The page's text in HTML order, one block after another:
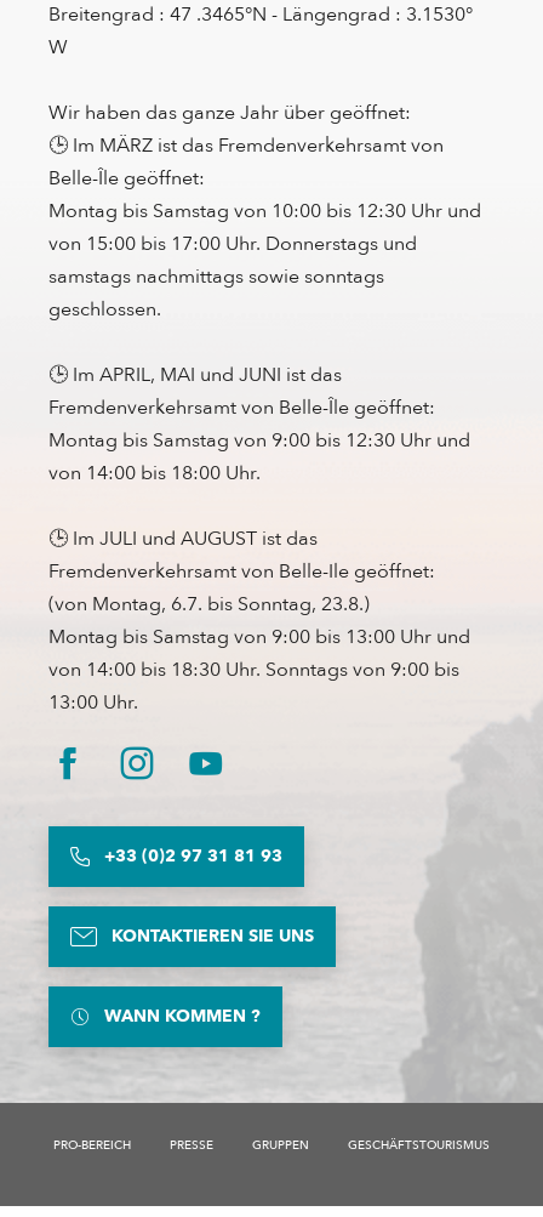
Beschreibung
Breitengrad : 47 .3465°N - Längengrad : 3.1530°
W
Wir haben das ganze Jahr über geöffnet:
🕒 Im MÄRZ ist das Fremdenverkehrsamt von
Belle-Île geöffnet:
Montag bis Samstag von 10:00 bis 12:30 Uhr und
von 15:00 bis 17:00 Uhr. Donnerstags und
samstags nachmittags sowie sonntags
geschlossen.
🕒 Im APRIL, MAI und JUNI ist das
Fremdenverkehrsamt von Belle-Île geöffnet:
Montag bis Samstag von 9:00 bis 12:30 Uhr und
von 14:00 bis 18:00 Uhr.
🕒 Im JULI und AUGUST ist das
Fremdenverkehrsamt von Belle-Ile geöffnet:
(von Montag, 6.7. bis Sonntag, 23.8.)
Montag bis Samstag von 9:00 bis 13:00 Uhr und
von 14:00 bis 18:30 Uhr. Sonntags von 9:00 bis
13:00 Uhr.
+33 (0)2 97 31 81 93
KONTAKTIEREN SIE UNS
WANN KOMMEN ?
PRO-BEREICH PRESSE GRUPPEN GESCHÄFTSTOURISMUS